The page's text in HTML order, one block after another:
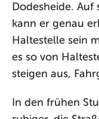
Dodesheide. Auf
kann er genau
Haltestelle sein
es so von
steigen aus,
In den frühen